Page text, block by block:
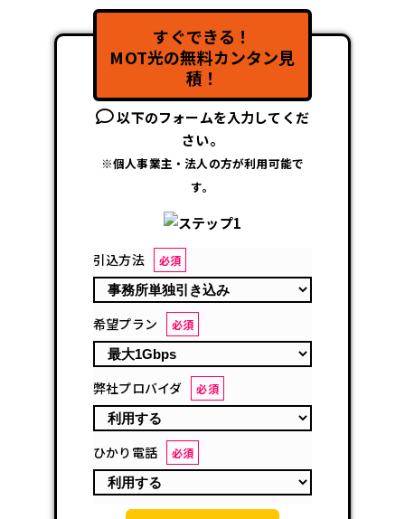
すぐできる！
MOT光の無料カンタン見
積！
以下のフォームを入力してくだ
さい。
※個人事業主・法人の方が利用可能で
す。
引込方法 必須
希望プラン 必須
弊社プロバイダ 必須
ひかり電話 必須